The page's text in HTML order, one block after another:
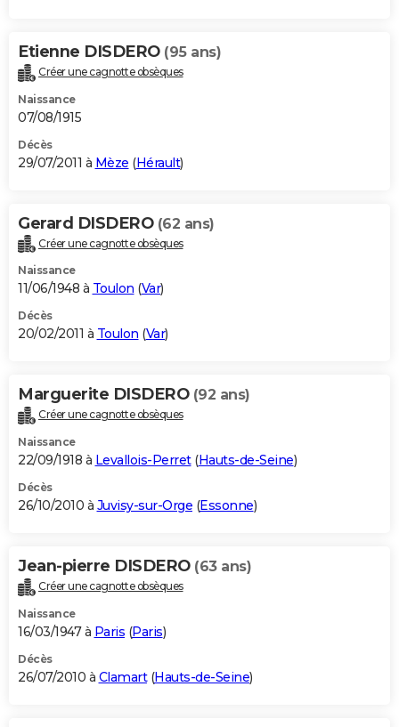
Etienne DISDERO (95 ans)
Créer une cagnotte obsèques
Naissance
07/08/1915
Décès
29/07/2011 à Mèze (Hérault)
Gerard DISDERO (62 ans)
Créer une cagnotte obsèques
Naissance
11/06/1948 à Toulon (Var)
Décès
20/02/2011 à Toulon (Var)
Marguerite DISDERO (92 ans)
Créer une cagnotte obsèques
Naissance
22/09/1918 à Levallois-Perret(Hauts-de-Seine)
Décès
26/10/2010 à Juvisy-sur-Orge (Essonne)
Jean-pierre DISDERO (63 ans)
Créer une cagnotte obsèques
Naissance
16/03/1947 à Paris (Paris)
Décès
26/07/2010 à Clamart(Hauts-de-Seine)